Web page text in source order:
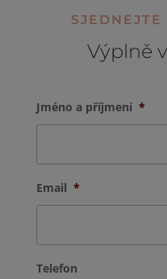
Výplně
Jméno a příjmení *
Email *
Telefon